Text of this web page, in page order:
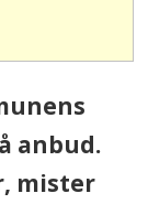
anbud.
mister